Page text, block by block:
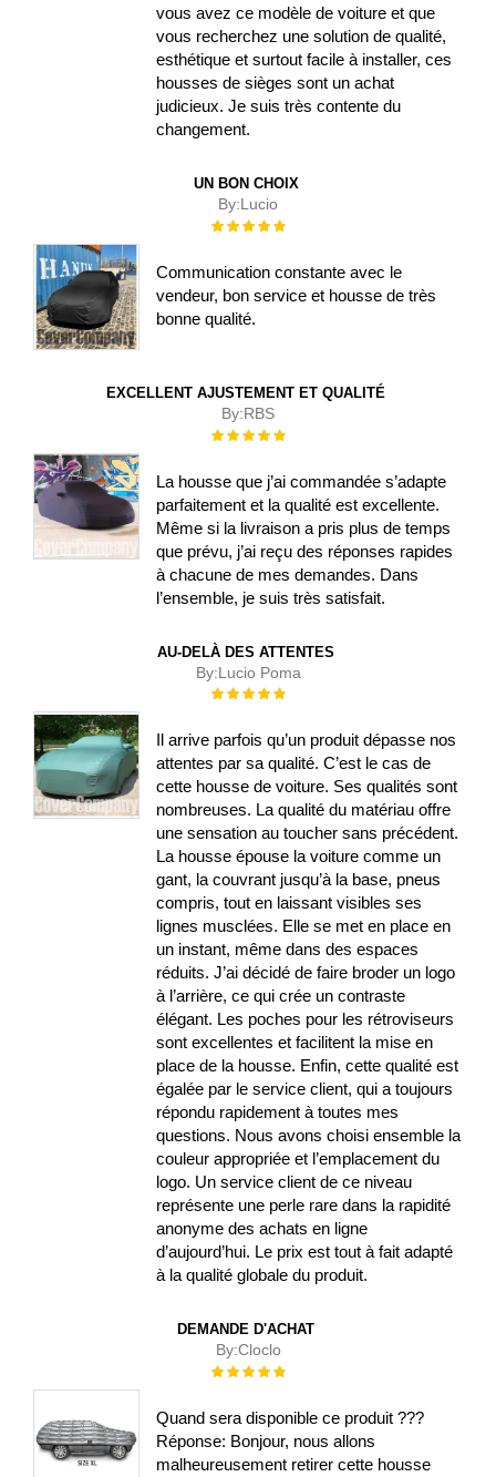
vous avez ce modèle de voiture et que
vous recherchez une solution de qualité,
esthétique et surtout facile à installer, ces
housses de sièges sont un achat
judicieux. Je suis très contente du
changement.
UN BON CHOIX
By:Lucio
Évaluation :
Communication constante avec le
vendeur, bon service et housse de très
bonne qualité.
EXCELLENT AJUSTEMENT ET QUALITÉ
By:RBS
Évaluation :
La housse que j’ai commandée s’adapte
parfaitement et la qualité est excellente.
Même si la livraison a pris plus de temps
que prévu, j’ai reçu des réponses rapides
à chacune de mes demandes. Dans
l’ensemble, je suis très satisfait.
AU-DELÀ DES ATTENTES
By:Lucio Poma
Évaluation :
Il arrive parfois qu’un produit dépasse nos
attentes par sa qualité. C’est le cas de
cette housse de voiture. Ses qualités sont
nombreuses. La qualité du matériau offre
une sensation au toucher sans précédent.
La housse épouse la voiture comme un
gant, la couvrant jusqu’à la base, pneus
compris, tout en laissant visibles ses
lignes musclées. Elle se met en place en
un instant, même dans des espaces
réduits. J’ai décidé de faire broder un logo
à l’arrière, ce qui crée un contraste
élégant. Les poches pour les rétroviseurs
sont excellentes et facilitent la mise en
place de la housse. Enfin, cette qualité est
égalée par le service client, qui a toujours
répondu rapidement à toutes mes
questions. Nous avons choisi ensemble la
couleur appropriée et l’emplacement du
logo. Un service client de ce niveau
représente une perle rare dans la rapidité
anonyme des achats en ligne
d’aujourd’hui. Le prix est tout à fait adapté
à la qualité globale du produit.
DEMANDE D'ACHAT
By:Cloclo
Évaluation :
Quand sera disponible ce produit ???
Réponse: Bonjour, nous allons
malheureusement retirer cette housse